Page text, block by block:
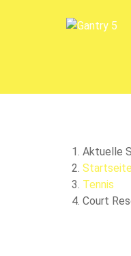
Aktuelle
Startseite
Tennis
Court